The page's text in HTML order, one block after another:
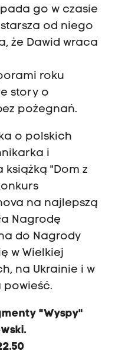
go w czasie
od niego
że Dawid wraca
roku
story o
pożegnań.
o polskich
i
książką "Dom z
na najlepszą
Nagrodę
do Nagrody
w Wielkiej
na Ukrainie i w
powieść.
"Wyspy"